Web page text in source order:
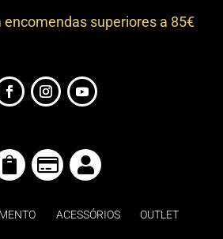
superiores a 85€
  
ACESSÓRIOS OUTLET